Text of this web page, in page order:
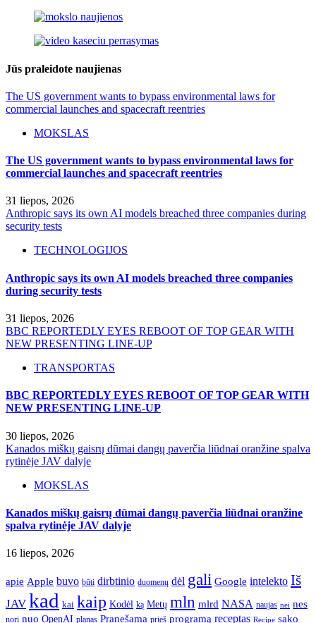
Jūs praleidote naujienas
The US government wants to bypass environmental laws for
commercial launches and spacecraft reentries
MOKSLAS
The US government wants to bypass environmental laws for
commercial launches and spacecraft reentries
31 liepos, 2026
Anthropic says its own AI models breached three companies during
security tests
TECHNOLOGIJOS
Anthropic says its own AI models breached three companies
during security tests
31 liepos, 2026
BBC REPORTEDLY EYES REBOOT OF TOP GEAR WITH
NEW PRESENTING LINE-UP
TRANSPORTAS
BBC REPORTEDLY EYES REBOOT OF TOP GEAR WITH
NEW PRESENTING LINE-UP
30 liepos, 2026
Kanados miškų gaisrų dūmai dangų paverčia liūdnai oranžine spalva
rytinėje JAV dalyje
MOKSLAS
Kanados miškų gaisrų dūmai dangų paverčia liūdnai oranžine
spalva rytinėje JAV dalyje
16 liepos, 2026
apie Apple buvo būti dirbtinio duomenų dėl gali Google intelekto Iš
JAV kad kai kaip Kodėl ką Metų mln mlrd NASA naujas nei nes
nori nuo OpenAI planas Pranešama prieš programą receptas Recipe sako